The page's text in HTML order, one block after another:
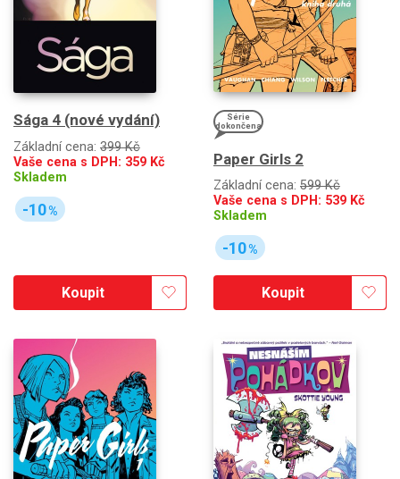
Sága 4 (nové vydání)
Základní cena: 399 Kč
Vaše cena s DPH: 359 Kč
Skladem
-10%
Koupit
Série
dokončena
Paper Girls 2
Základní cena: 599 Kč
Vaše cena s DPH: 539 Kč
Skladem
-10%
Koupit